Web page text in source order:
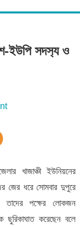
ইউপি সদস‌্য ও
on
সংঘর্ষে
পুলিশ-
ইউপি
সদস‌্য
খাজাঞ্চী ইউনিয়নের
জের ধরে সোমবার দুপুরে
তাদের পক্ষের লোকজন
ছুরিকাঘাত করেছেন বলে